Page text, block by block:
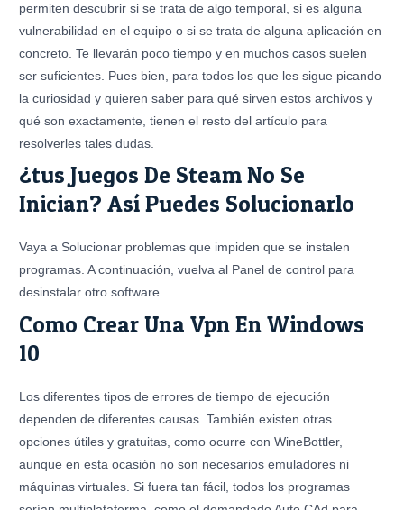
permiten descubrir si se trata de algo temporal, si es alguna
vulnerabilidad en el equipo o si se trata de alguna aplicación en
concreto. Te llevarán poco tiempo y en muchos casos suelen
ser suficientes. Pues bien, para todos los que les sigue picando
la curiosidad y quieren saber para qué sirven estos archivos y
qué son exactamente, tienen el resto del artículo para
resolverles tales dudas.
¿tus Juegos De Steam No Se
Inician? Así Puedes Solucionarlo
Vaya a Solucionar problemas que impiden que se instalen
programas. A continuación, vuelva al Panel de control para
desinstalar otro software.
Como Crear Una Vpn En Windows
10
Los diferentes tipos de errores de tiempo de ejecución
dependen de diferentes causas. También existen otras
opciones útiles y gratuitas, como ocurre con WineBottler,
aunque en esta ocasión no son necesarios emuladores ni
máquinas virtuales. Si fuera tan fácil, todos los programas